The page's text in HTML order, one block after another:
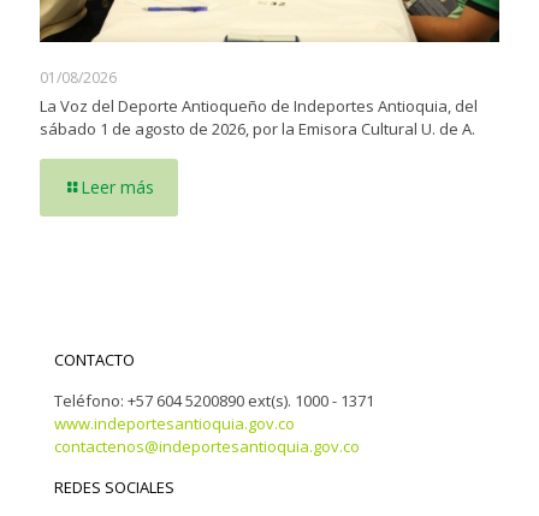
01/08/2026
La Voz del Deporte Antioqueño de Indeportes Antioquia, del
sábado 1 de agosto de 2026, por la Emisora Cultural U. de A.
Leer más
CONTACTO
Teléfono: +57 604 5200890 ext(s). 1000 - 1371
www.indeportesantioquia.gov.co
contactenos@indeportesantioquia.gov.co
REDES SOCIALES